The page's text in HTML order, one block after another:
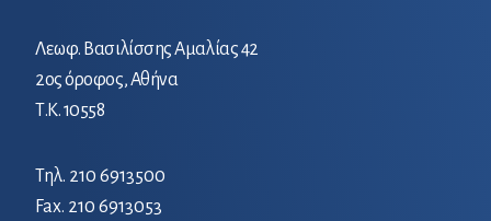
Λεωφ. Βασιλίσσης Αμαλίας 42
2ος όροφος, Αθήνα
Τ.Κ. 10558
Τηλ. 210 6913500
Fax. 210 6913053